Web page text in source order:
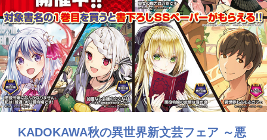
KADOKAWA秋の異世界新文芸フェア ～悪